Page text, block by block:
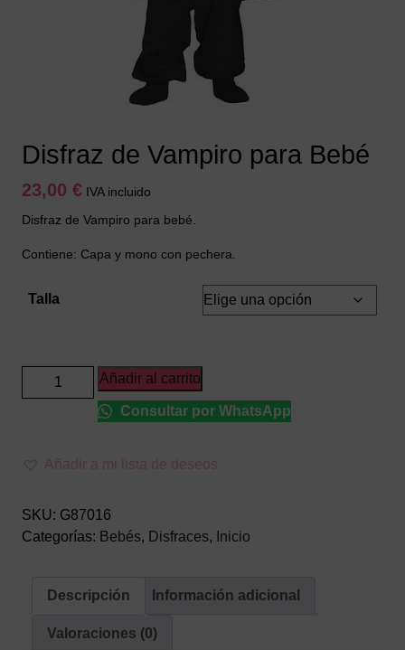
Disfraz de Vampiro para Bebé
23,00 € IVA incluido
Disfraz de Vampiro para bebé.
Contiene: Capa y mono con pechera.
Talla
Disfraz
de
Bebé
Añadir al carrito
Consultar por WhatsApp
Añadir a mi lista de deseos
SKU: G87016
Categorías: Bebés, Disfraces, Inicio
Descripción Información adicional
Valoraciones (0)